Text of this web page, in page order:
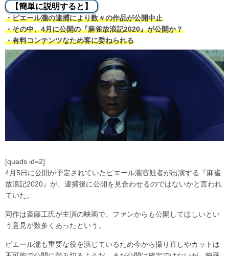
【簡単に説明すると】
・ピエール瀧の逮捕により数々の作品が公開中止
・その中、4月に公開の『麻雀放浪記2020』が公開か？
・有料コンテンツなため客に委ねられる
[quads id=2]
4月5日に公開が予定されていたピエール瀧容疑者が出演する『麻雀
放浪記2020』が、逮捕後に公開を見合わせるのではないかと言われ
ていた。
同作は斎藤工氏が主演の映画で、ファンからも公開してほしいとい
う意見が数多くあったという。
ピエール瀧も重要な役を演じているため今から撮り直しやカットは